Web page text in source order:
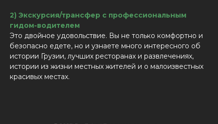
2) Экскурсия/трансфер с профессиональным
гидом-водителем
Это двойное удовольствие. Вы не только комфортно и
безопасно едете, но и узнаете много интересного об
истории Грузии, лучших ресторанах и развлечениях,
истории из жизни местных жителей и о малоизвестных
красивых местах.